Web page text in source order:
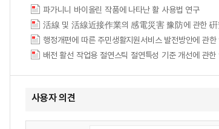
파가니니 바이올린 작품에 나타난 활 사용법 연구
活線 및 活線近接作業의 感電災害 豫防에 관
행정개편에 따른 주민생활지원서비스 발전방안에 관
배전 활선 작업용 절연스틱 절연특성 기준 개선
사용자 의견